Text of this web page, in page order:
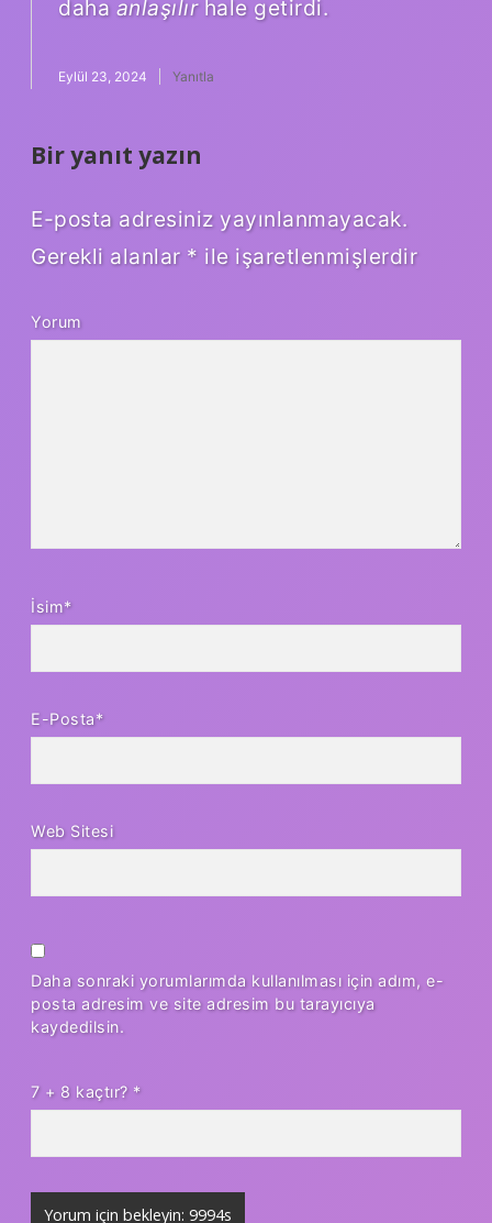
daha anlaşılırhale getirdi.
Eylül 23, 2024 Yanıtla
Bir yanıt yazın
E-posta adresiniz yayınlanmayacak.
Gerekli alanlar * ile işaretlenmişlerdir
Yorum
İsim*
E-Posta*
Web Sitesi
Daha sonraki yorumlarımda kullanılması için adım, e-
posta adresim ve site adresim bu tarayıcıya
kaydedilsin.
7 + 8 kaçtır? *